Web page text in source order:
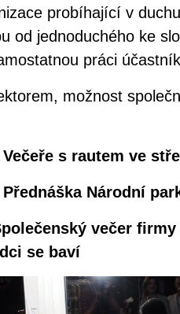
probíhající v
od jednoduchého ke
práci
možnost
Večeře s rautem ve
Národní
večer
se baví